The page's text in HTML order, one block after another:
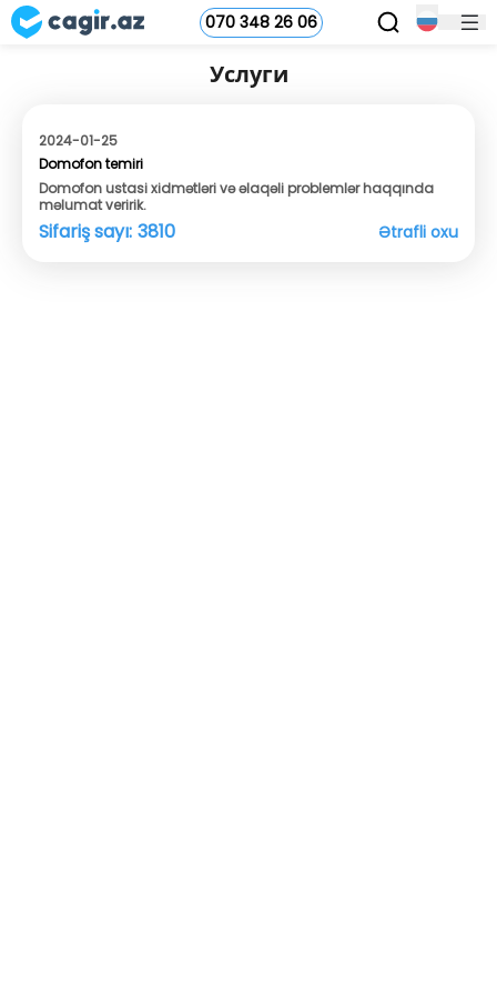
070 348 26 06
Услуги
2024-01-25
Domofon temiri
Domofon ustasi xidmətləri və əlaqəli problemlər haqqında
məlumat veririk.
Sifariş sayı: 3810 Ətrafli oxu